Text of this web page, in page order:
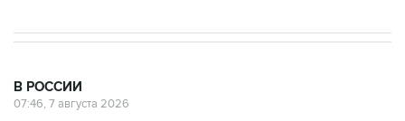
В РОССИИ
07:46, 7 августа 2026